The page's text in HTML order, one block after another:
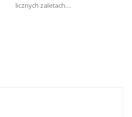
licznych zaletach....